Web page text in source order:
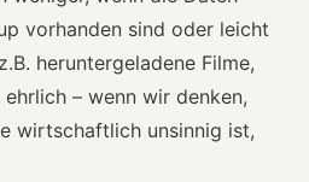
vorhanden sind oder leicht
heruntergeladene Filme,
– wenn wir denken,
wirtschaftlich unsinnig ist,